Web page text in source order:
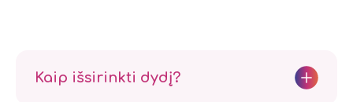
Kaip išsirinkti dydį?